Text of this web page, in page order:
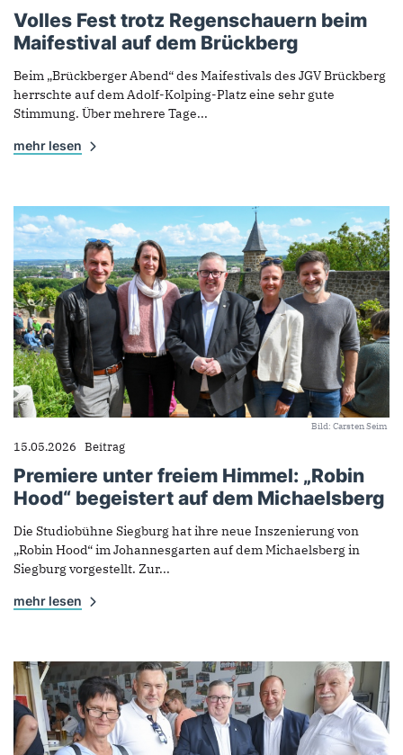
Volles Fest trotz Regenschauern beim
Maifestival auf dem Brückberg
Beim „Brückberger Abend“ des Maifestivals des JGV Brückberg
herrschte auf dem Adolf-Kolping-Platz eine sehr gute
Stimmung. Über mehrere Tage...
mehr lesen
Bild: Carsten Seim
15.05.2026 Beitrag
Premiere unter freiem Himmel: „Robin
Hood“ begeistert auf dem Michaelsberg
Die Studiobühne Siegburg hat ihre neue Inszenierung von
„Robin Hood“ im Johannesgarten auf dem Michaelsberg in
Siegburg vorgestellt. Zur...
mehr lesen